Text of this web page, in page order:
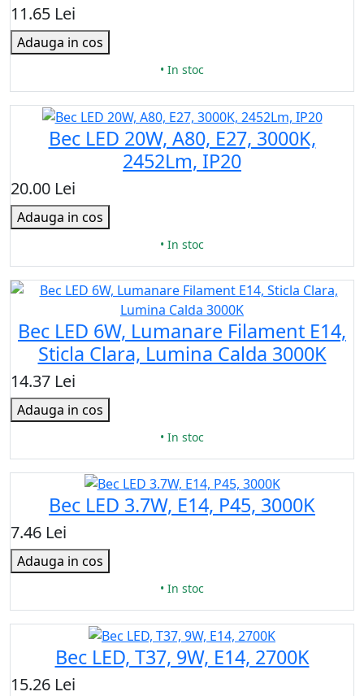
11.65 Lei
Adauga in cos
• In stoc
Bec LED 20W, A80, Е27, 3000K,
2452Lm, IP20
20.00 Lei
Adauga in cos
• In stoc
Bec LED 6W, Lumanare Filament E14,
Sticla Clara, Lumina Calda 3000K
14.37 Lei
Adauga in cos
• In stoc
Bec LED 3.7W, E14, P45, 3000K
7.46 Lei
Adauga in cos
• In stoc
Bec LED, T37, 9W, E14, 2700K
15.26 Lei